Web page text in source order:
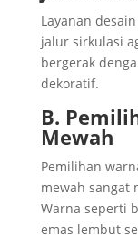
Layanan
jalur sirkulasi
bergerak
dekoratif.
B.
Mewah
Pemilihan
mewah sangat
Warna seperti
emas lembut